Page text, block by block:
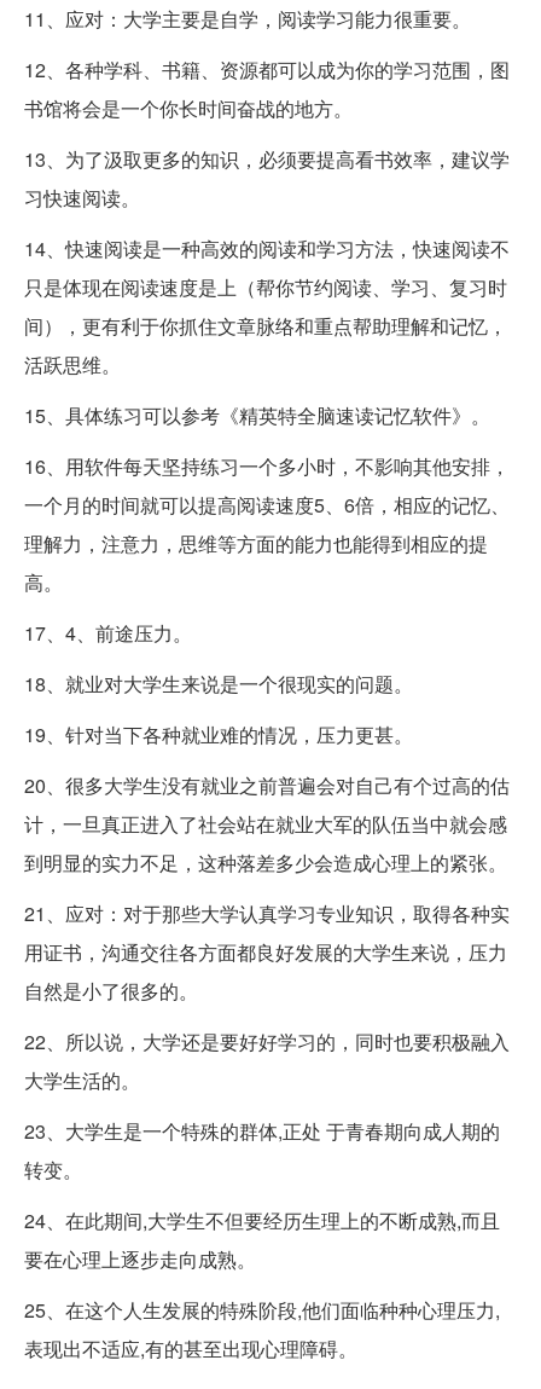
11、应对：大学主要是自学，阅读学习能力很重要。
12、各种学科、书籍、资源都可以成为你的学习范围，图
书馆将会是一个你长时间奋战的地方。
13、为了汲取更多的知识，必须要提高看书效率，建议学
习快速阅读。
14、快速阅读是一种高效的阅读和学习方法，快速阅读不
只是体现在阅读速度是上（帮你节约阅读、学习、复习时
间），更有利于你抓住文章脉络和重点帮助理解和记忆，
活跃思维。
15、具体练习可以参考《精英特全脑速读记忆软件》。
16、用软件每天坚持练习一个多小时，不影响其他安排，
一个月的时间就可以提高阅读速度5、6倍，相应的记忆、
理解力，注意力，思维等方面的能力也能得到相应的提
高。
17、4、前途压力。
18、就业对大学生来说是一个很现实的问题。
19、针对当下各种就业难的情况，压力更甚。
20、很多大学生没有就业之前普遍会对自己有个过高的估
计，一旦真正进入了社会站在就业大军的队伍当中就会感
到明显的实力不足，这种落差多少会造成心理上的紧张。
21、应对：对于那些大学认真学习专业知识，取得各种实
用证书，沟通交往各方面都良好发展的大学生来说，压力
自然是小了很多的。
22、所以说，大学还是要好好学习的，同时也要积极融入
大学生活的。
23、大学生是一个特殊的群体,正处 于青春期向成人期的
转变。
24、在此期间,大学生不但要经历生理上的不断成熟,而且
要在心理上逐步走向成熟。
25、在这个人生发展的特殊阶段,他们面临种种心理压力,
表现出不适应,有的甚至出现心理障碍。